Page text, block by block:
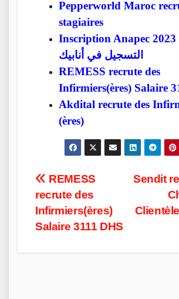
Pepperworld Maroc
stagiaires
Inscription Anapec 2023 طريقة
التسجيل في أنابيك
REMESS recrute des
Infirmiers(ères) Salaire
Akdital recrute des
(ères)
Post
navigation
Sendit
REMESS
recrute des
Infirmiers(ères)
Salaire 3111 DHS